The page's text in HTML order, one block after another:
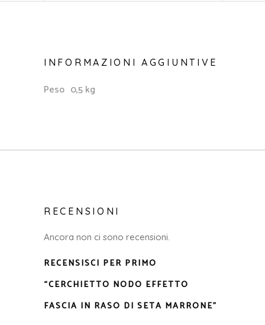
INFORMAZIONI AGGIUNTIVE
Peso 0,5 kg
RECENSIONI
Ancora non ci sono recensioni.
RECENSISCI PER PRIMO
“CERCHIETTO NODO EFFETTO
FASCIA IN RASO DI SETA MARRONE”